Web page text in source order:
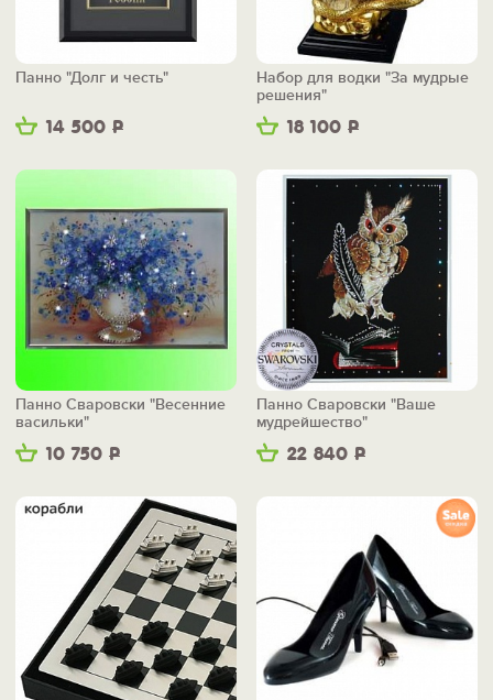
14 500 Р
Панно "Долг и честь"
18 100 Р
Набор для водки "За мудрые
решения"
10 750 Р
Панно Сваровски "Весенние
васильки"
22 840 Р
Панно Сваровски "Ваше
мудрейшество"